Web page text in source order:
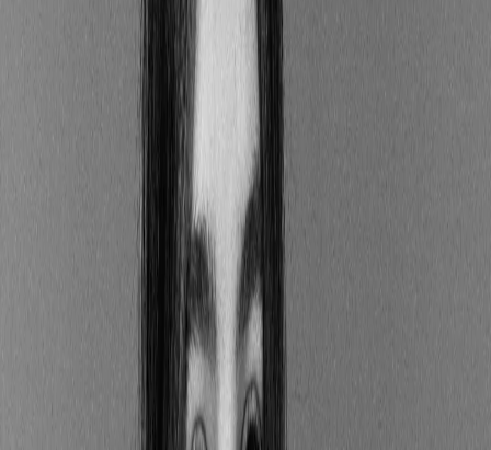
De quoi dépend le prix d’un
Bilan Carbone® ?
Le prix d’un Bilan Carbone® est soumis à
d’importantes variations d’une entreprise à l’autre.
Tout d'abord, sachez que les prestataires de Bilan
Carbone® intègrent parfois cet exercice à un forfait
incluant d'autres prestations de services, ce qui peut
faire varier l'investissement à la hausse. C'est
notamment le cas lorsque l'offre inclut un
accompagnement à la stratégie de décarbonation,
l'élaboration d'une trajectoire SBTi, un expert climat
dédié, des formations internes, ou encore un suivi
annuel des émissions. Chez Greenly par exemple, les
forfaits vont bien au-delà du simple calcul d'émissions